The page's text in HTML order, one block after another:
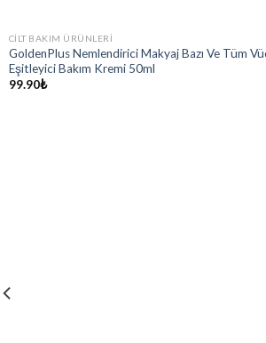
CILT BAKIM ÜRÜNLERI
GoldenPlus Nemlendirici Makyaj Bazı Ve Tüm
Eşitleyici Bakım Kremi 50ml
99.90₺